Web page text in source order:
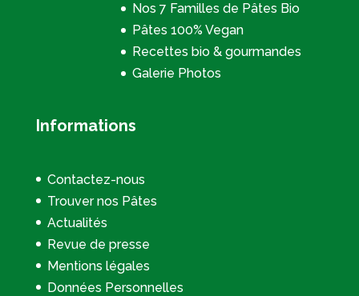
Nos 7 Familles de Pâtes Bio
Pâtes 100% Vegan
Recettes bio & gourmandes
Galerie Photos
Informations
Contactez-nous
Trouver nos Pâtes
Actualités
Revue de presse
Mentions légales
Données Personnelles